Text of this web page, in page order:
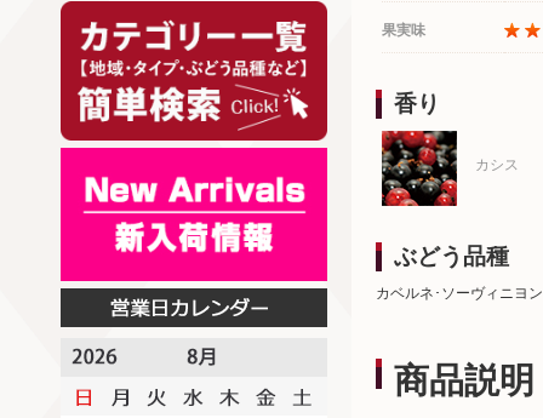
果実味
香り
カシス
ぶどう品種
カベルネ･ソーヴィニヨ
商品説明